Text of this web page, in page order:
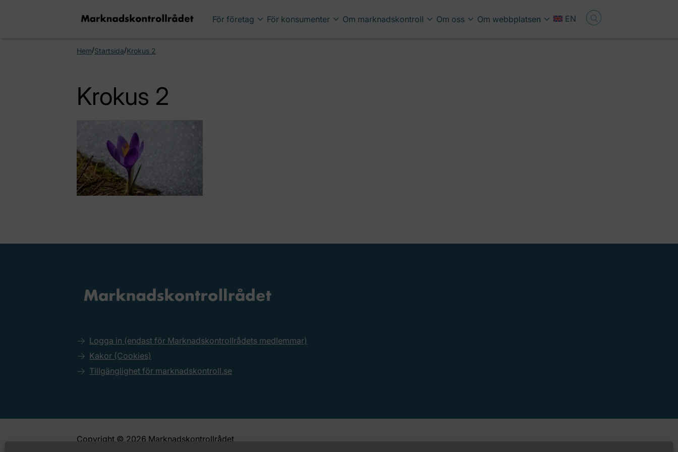
För företag För konsumenter Om marknadskontroll Om oss Om webbplatsen EN
Hem/Startsida/Krokus 2
Krokus 2
Logga in (endast för Marknadskontrollrådets medlemmar)
Kakor (Cookies)
Tillgänglighet för marknadskontroll.se
Copyright © 2026 Marknadskontrollrådet